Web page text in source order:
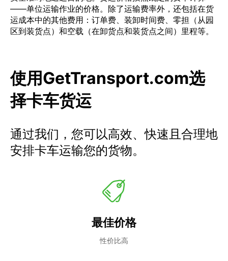
——单位运输作业的价格。除了运输费率外，还包括在货
运成本中的其他费用：订单费、装卸时间费、零担（从园
区到装货点）和空载（在卸货点和装货点之间）里程等。
使用GetTransport.com选
择卡车货运
通过我们，您可以高效、快速且合理地
安排卡车运输您的货物。
最佳价格
性价比高